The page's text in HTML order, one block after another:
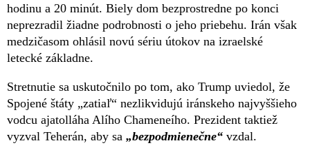
hodinu a 20 minút. Biely dom bezprostredne po konci
neprezradil žiadne podrobnosti o jeho priebehu. Irán však
medzičasom ohlásil novú sériu útokov na izraelské
letecké základne.
Stretnutie sa uskutočnilo po tom, ako Trump uviedol, že
Spojené štáty „zatiaľ“ nezlikvidujú iránskeho najvyššieho
vodcu ajatolláha Alího Chameneího. Prezident taktiež
vyzval Teherán, aby sa „bezpodmienečne“ vzdal.